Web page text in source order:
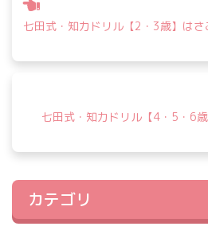
稿
ナ
ビ
ン
七田式・知力ドリル【2・3歳】はさ
七田式・知力ドリル【4・5・6
カテゴリ